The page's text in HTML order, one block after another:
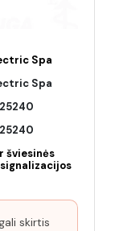
Spa
Spa
šviesinės
skirtis